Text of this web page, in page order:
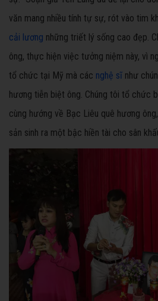
văn mang nhiều tính tự sự, rót vào tim
cải lương những triết lý sống cao đẹp.
ông, thực hiện việc tưởng niệm này, vì
tổ chức tại Mỹ mà các nghệ sĩ như
hương tiễn biệt ông. Chúng tôi tổ chức
cùng hướng về Bạc Liêu quê hương
sản sinh ra một bậc hiền tài cho sân